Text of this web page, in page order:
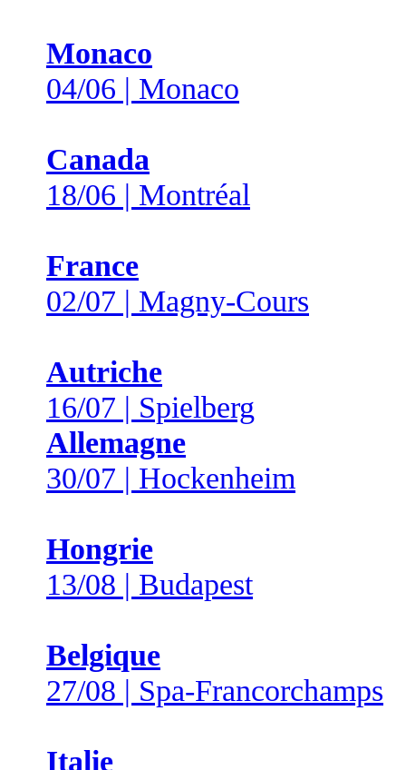
Monaco
04/06 | Monaco
Canada
18/06 | Montréal
France
02/07 | Magny-Cours
Autriche
16/07 | Spielberg
Allemagne
30/07 | Hockenheim
Hongrie
13/08 | Budapest
Belgique
27/08 | Spa-Francorchamps
Italie